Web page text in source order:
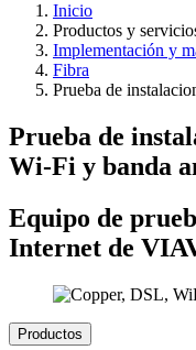
Inicio
Productos y
Implementación y
Fibra
Prueba de
Prueba de
Wi-Fi y banda
Equipo de
Internet de
Productos